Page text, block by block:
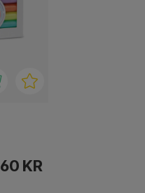
60 KR